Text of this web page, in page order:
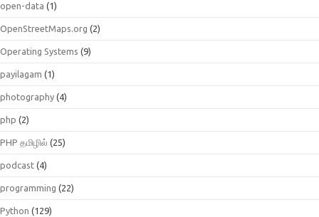
open-data (1)
OpenStreetMaps.org (2)
Operating Systems (9)
payilagam (1)
photography (4)
php (2)
PHP தமிழில் (25)
podcast (4)
programming (22)
Python (129)